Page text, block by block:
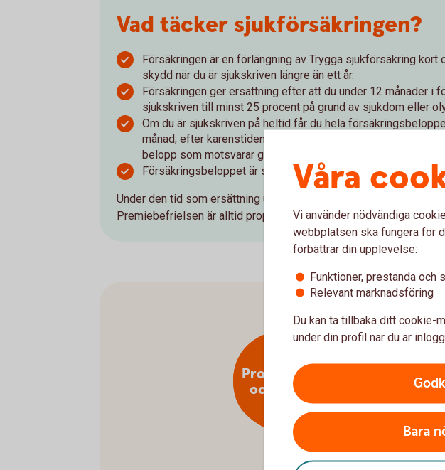
Vad täcker sjukförsäkringen?
Försäkringen är en förlängning av Trygga sjukförsäkring kort
skydd när du är sjukskriven längre än ett år.
Försäkringen ger ersättning efter att du under 12 månader i
sjukskriven till minst 25 procent på grund av sjukdom eller
Om du är sjukskriven på heltid får du hela
månad, efter karenstiden. Är du deltidssjukskriven (minst 25
belopp som motsvarar graden av din sjukskrivning.
Försäkringsbeloppet är skattefritt och betalas ut månadsvis i
Under den tid som ersättning utbetalas från försäkringen behöver
Premiebefrielsen är alltid proportionell mot sjukskrivningsgraden.
Produktfakta
och villkor
Våra
Vi använder nödvändiga
webbplatsen ska fungera för
förbättrar din upplevelse:
Funktioner, prestanda och
Relevant marknadsföring
Du kan ta tillbaka ditt cookie-
under din profil när du är
Bara